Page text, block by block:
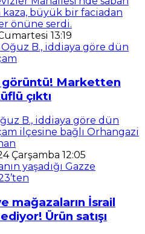
büyük bir faciadan
önüne serdi.
13:19
görüntü! Marketten
çıktı
B., iddiaya göre dün
ilçesine bağlı Orhangazi
Çarşamba 12:05
mağazaların İsrail
Ürün satışı